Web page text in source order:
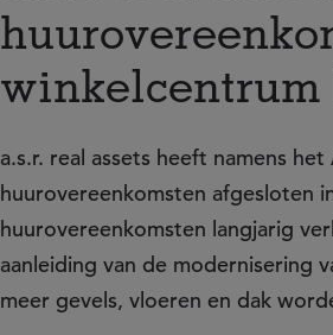
winkelcentrum
a.s.r. real assets heeft namens
huurovereenkomsten afgesloten
huurovereenkomsten langjarig
aanleiding van de modernisering
meer gevels, vloeren en dak